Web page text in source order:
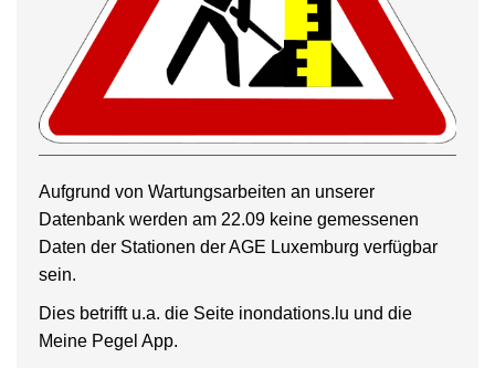
Aufgrund von Wartungsarbeiten an unserer
Datenbank werden am 22.09 keine gemessenen
Daten der Stationen der AGE Luxemburg verfügbar
sein.
Dies betrifft u.a. die Seite inondations.lu und die
Meine Pegel App.